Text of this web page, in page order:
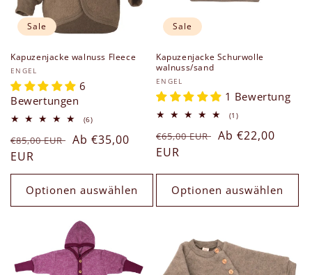
Sale
Kapuzenjacke walnuss Fleece
Anbieter:
ENGEL
6
Bewertungen
(6)6
insgesamt
Normaler
Preis
€85,00 EUR Verkaufspreis
Ab €35,00
EUR
Optionen auswählen
Sale
Kapuzenjacke Schurwolle
walnuss/sand
Anbieter:
ENGEL
1 Bewertung
(1)1
insgesamt
Normaler
Preis
€65,00 EUR Verkaufspreis
Ab €22,00
EUR
Optionen auswählen